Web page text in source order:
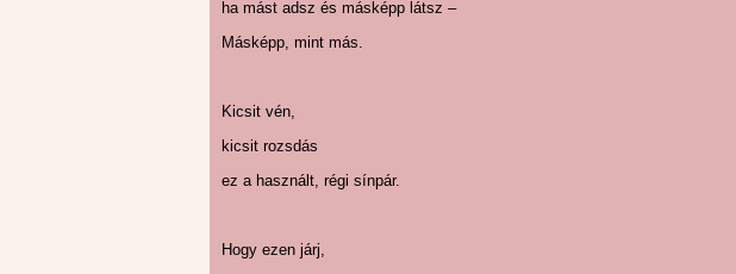
ha mást adsz és másképp látsz –
Másképp, mint más.
Kicsit vén,
kicsit rozsdás
ez a használt, régi sínpár.
Hogy ezen járj,